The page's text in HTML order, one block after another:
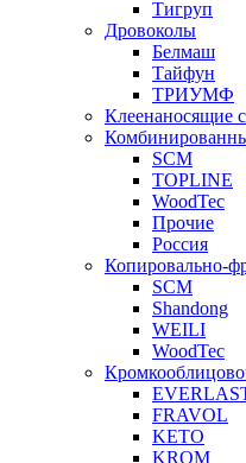
Тигруп
Дровоколы
Белмаш
Тайфун
ТРИУМФ
Клеенаносящие
SCM
TOPLINE
WoodTec
Прочие
Россия
Копировально-
SCM
Shandong
WEILI
WoodTec
FRAVOL
KETO
KROM